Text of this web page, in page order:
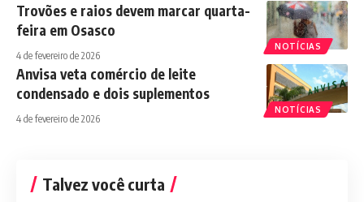
NOTÍCIAS
Trovões e raios devem marcar quarta-
feira em Osasco
4 de fevereiro de 2026
NOTÍCIAS
Anvisa veta comércio de leite
condensado e dois suplementos
4 de fevereiro de 2026
Talvez você curta